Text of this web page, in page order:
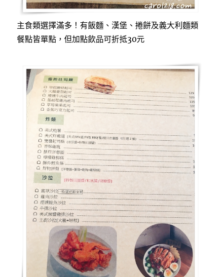
主食類選擇滿多！有飯麵、漢堡、捲餅及義大利麵類
餐點皆單點，但加點飲品可折抵30元